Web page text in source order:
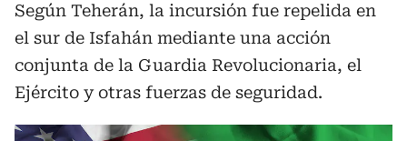
Según Teherán, la incursión fue repelida en
el sur de Isfahán mediante una acción
conjunta de la Guardia Revolucionaria, el
Ejército y otras fuerzas de seguridad.